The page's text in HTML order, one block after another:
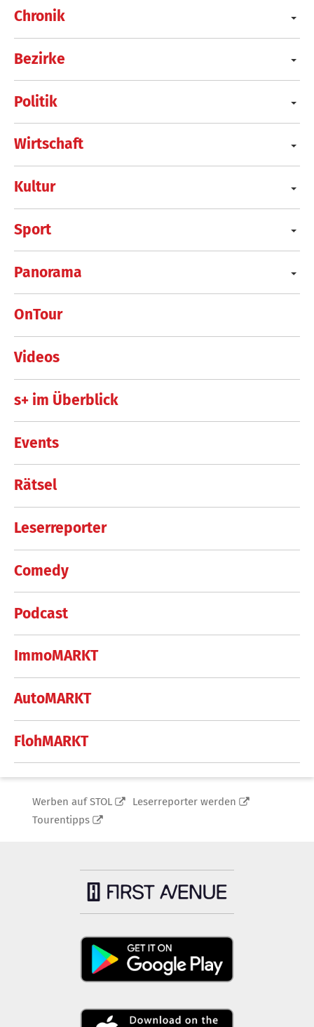
Chronik
Bezirke
Politik
Wirtschaft
Kultur
Sport
Panorama
OnTour
Videos
s+ im Überblick
Events
Rätsel
Leserreporter
Comedy
Podcast
ImmoMARKT
AutoMARKT
FlohMARKT
Werben auf STOL
Leserreporter werden
Tourentipps